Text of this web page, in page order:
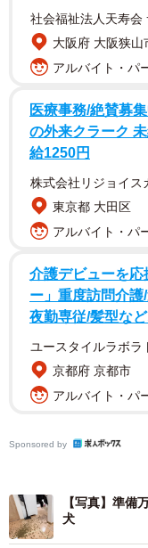
「食べ放題」
「待て、してて偉い
るものの」
ですね」
エマちゃんはこの
にお聞きしました。
「OKサインを待
のようにご飯を用意
丸ごと倒してしまい
さらに「朝の忙し
めないでちゃんと私
「隅々まで綺麗に
なお、この後の実際
社会福祉法人天寿会
大阪府 大阪狭山
アルバイト・パ
医療事務/絶賛募
の外来クラーク
給1250円
株式会社リジョイス
東京都 大田区
アルバイト・パ
介護デビューを
ー」重度訪問介
夜勤専従/髪型な
ユースタイルラボラ
京都府 京都市
アルバイト・パ
Sponsored by
【写真】準備
犬